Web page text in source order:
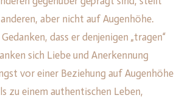
aber nicht auf Augenhöhe.
dass er denjenigen „tragen“
sich Liebe und Anerkennung
vor einer Beziehung auf Augenhöhe
zu einem authentischen Leben,